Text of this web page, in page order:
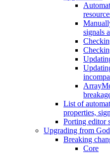
signals
List of
properties,
Porting editor
Upgrading from
Breaking
Core